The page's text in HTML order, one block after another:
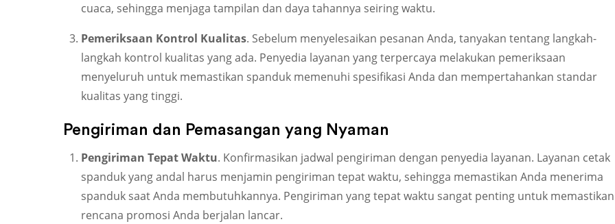
cuaca, sehingga menjaga tampilan dan daya tahannya seiring waktu.
Pemeriksaan Kontrol Kualitas. Sebelum menyelesaikan pesanan Anda, tanyakan tentang langkah-
langkah kontrol kualitas yang ada. Penyedia layanan yang terpercaya melakukan pemeriksaan
menyeluruh untuk memastikan spanduk memenuhi spesifikasi Anda dan mempertahankan standar
kualitas yang tinggi.
Pengiriman dan Pemasangan yang Nyaman
Pengiriman Tepat Waktu. Konfirmasikan jadwal pengiriman dengan penyedia layanan. Layanan cetak
spanduk yang andal harus menjamin pengiriman tepat waktu, sehingga memastikan Anda menerima
spanduk saat Anda membutuhkannya. Pengiriman yang tepat waktu sangat penting untuk memastikan
rencana promosi Anda berjalan lancar.